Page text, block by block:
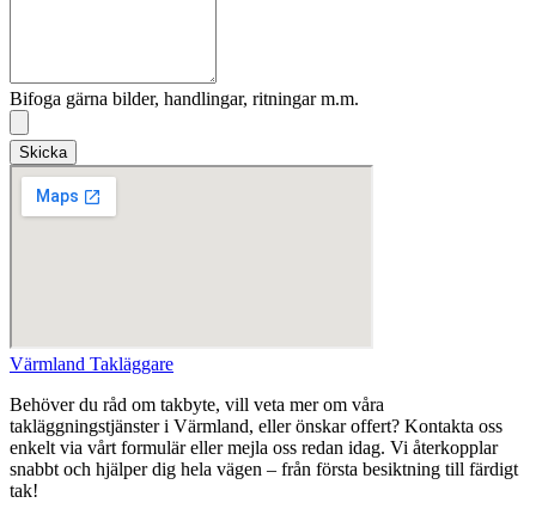
Bifoga gärna bilder, handlingar, ritningar m.m.
Skicka
Värmland Takläggare
Behöver du råd om takbyte, vill veta mer om våra
takläggningstjänster i Värmland, eller önskar offert? Kontakta oss
enkelt via vårt formulär eller mejla oss redan idag. Vi återkopplar
snabbt och hjälper dig hela vägen – från första besiktning till färdigt
tak!